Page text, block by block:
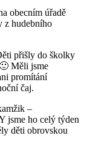
obecním úřadě
z hudebního
přišly do školky
Měli jsme
promítání
čaj.
–
ho celý týden
děti obrovskou